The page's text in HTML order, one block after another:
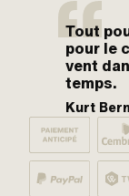
Tout
pour le
vent
temps.
Kurt